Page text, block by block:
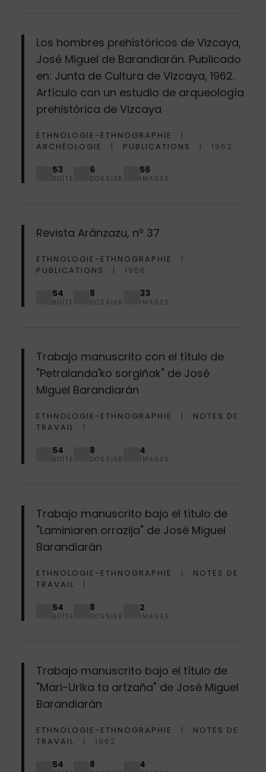
Los hombres prehistóricos de Vizcaya,
José Miguel de Barandiarán. Publicado
en: Junta de Cultura de Vizcaya, 1962.
Artículo con un estudio de arqueología
prehistórica de Vizcaya
ETHNOLOGIE-ETHNOGRAPHIE
ARCHÉOLOGIE
PUBLICATIONS 1962
53
BOÎTE
6
DOSSIER
56
IMAGES
Revista Aránzazu, nº 37
ETHNOLOGIE-ETHNOGRAPHIE
PUBLICATIONS
1956
54
BOÎTE
8
DOSSIER
33
IMAGES
Trabajo manuscrito con el título de
"Petralanda'ko sorgiñak" de José
Miguel Barandiarán
ETHNOLOGIE-ETHNOGRAPHIE
NOTES DE
TRAVAIL
54
BOÎTE
8
DOSSIER
4
IMAGES
Trabajo manuscrito bajo el título de
"Laminiaren orrazija" de José Miguel
Barandiarán
ETHNOLOGIE-ETHNOGRAPHIE
NOTES DE
TRAVAIL
54
BOÎTE
8
DOSSIER
2
IMAGES
Trabajo manuscrito bajo el título de
"Mari-Urika ta artzaña" de José Miguel
Barandiarán
ETHNOLOGIE-ETHNOGRAPHIE
NOTES DE
TRAVAIL
1962
54 8 4